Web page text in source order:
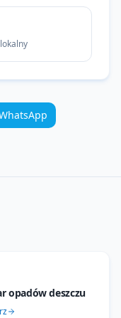
opadów deszczu